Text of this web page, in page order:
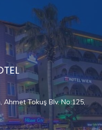
Ahmet Tokuş Blv. No:125,